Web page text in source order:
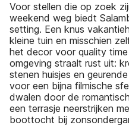
Voor stellen die op zoek
weekend weg biedt
setting. Een knus
kleine tuin en misschien
het decor voor quality
omgeving straalt rust uit:
stenen huisjes en
voor een bijna filmische
dwalen door de
een terrasje neerstrijken
boottocht bij